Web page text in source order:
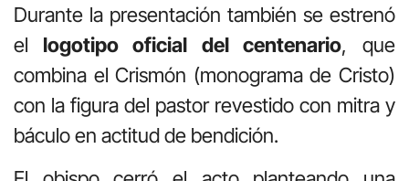
Durante la presentación también se estrenó
el logotipo oficial del centenario, que
combina el Crismón (monograma de Cristo)
con la figura del pastor revestido con mitra y
báculo en actitud de bendición.